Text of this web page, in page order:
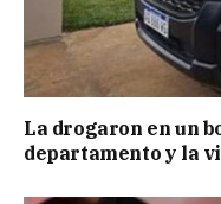
La drogaron en un
departamento y la